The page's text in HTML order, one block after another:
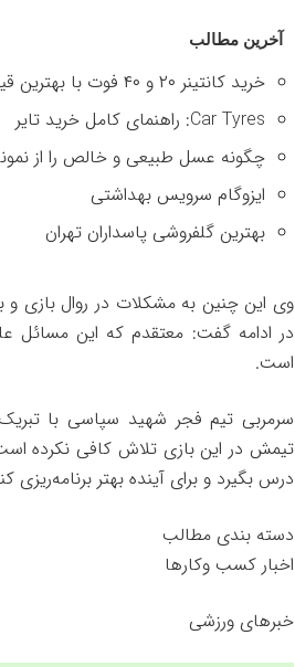
آخرین مطالب
خرید کانتینر ۲۰ و ۴۰ فوت با بهترین قیمت
Car Tyres: راهنمای کامل خرید تایر
چگونه عسل طبیعی و خالص را از
ایزوگام سرویس بهداشتی
بهترین گلفروشی پاسداران تهران
در ادامه گفت: معتقدم که این مسائل
است.
سرمربی تیم فجر شهید سپاسی با
تیمش در این بازی تلاش کافی نکرده است
درس بگیرد و برای آینده بهتر برنامه‌ریزی
دسته بندی مطالب
اخبار کسب وکارها
خبرهای ورزشی